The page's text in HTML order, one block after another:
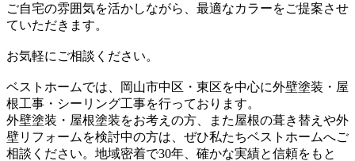
ご自宅の雰囲気を活かしながら、最適なカラーをご提案させ
ていただきます。
お気軽にご相談ください。
ベストホームでは、岡山市中区・東区を中心に外壁塗装・屋
根工事・シーリング工事を行っております。
外壁塗装・屋根塗装をお考えの方、また屋根の葺き替えや外
壁リフォームを検討中の方は、ぜひ私たちベストホームへご
相談ください。地域密着で30年、確かな実績と信頼をもと